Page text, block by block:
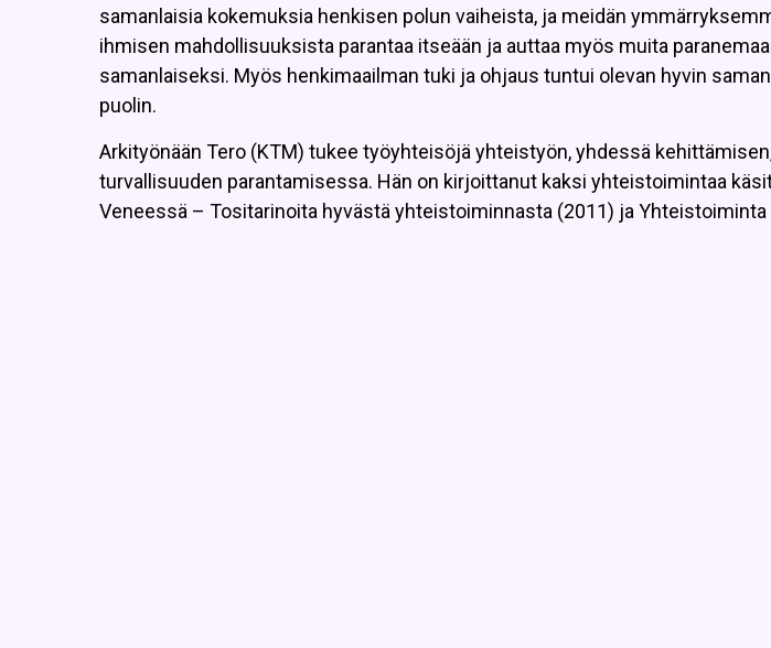
samanlaisia kokemuksia henkisen polun vaiheista, ja meidän
ihmisen mahdollisuuksista parantaa itseään ja auttaa myös muita
samanlaiseksi. Myös henkimaailman tuki ja ohjaus tuntui olevan hyvin
puolin.
Arkityönään Tero (KTM) tukee työyhteisöjä yhteistyön, yhdessä
turvallisuuden parantamisessa. Hän on kirjoittanut kaksi yhteistoimintaa
Veneessä – Tositarinoita hyvästä yhteistoiminnasta (2011) ja